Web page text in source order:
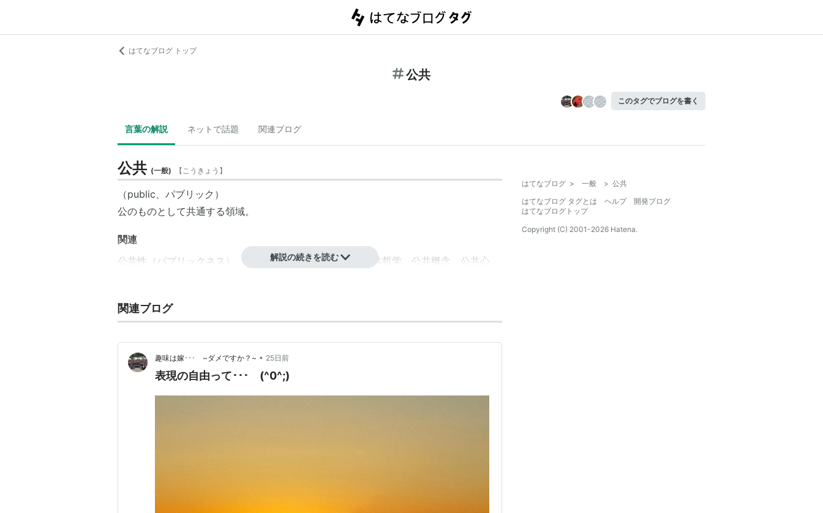
はてなブログ トップ
公共
このタグでブログを書く
言葉の解説 ネットで話題 関連ブログ
公共 (一般) 【こうきょう 】
（public、 パブリック ）
公のものとして共通する領域。
関連
公共性 （ パブリックネス ）、 公開性（パブリシティ）、 公共哲学 公共概念 公共心
解説の続きを読む
関連ブログ
趣味は嫁･･･ ~ダメですか？~ • 25日前
表現の自由って･･･ (^0^;)
はてなブログ > 一般 > 公共
はてなブログ タグとは
ヘルプ
開発ブログ
はてなブログトップ
Copyright (C) 2001-2026 Hatena.